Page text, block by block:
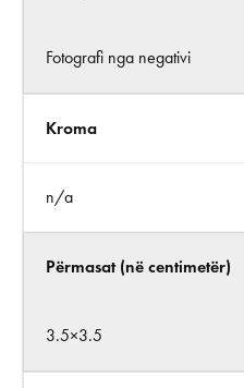
Fotografi nga negativi
Kroma
n/a
Përmasat (në centimetër)
3.5×3.5